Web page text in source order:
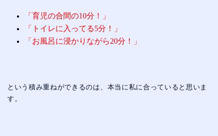
「育児の合間の10分！」
「トイレに入ってる5分！」
「お風呂に浸かりながら20分！」
という積み重ねができるのは、本当に私に合っていると思いま
す。